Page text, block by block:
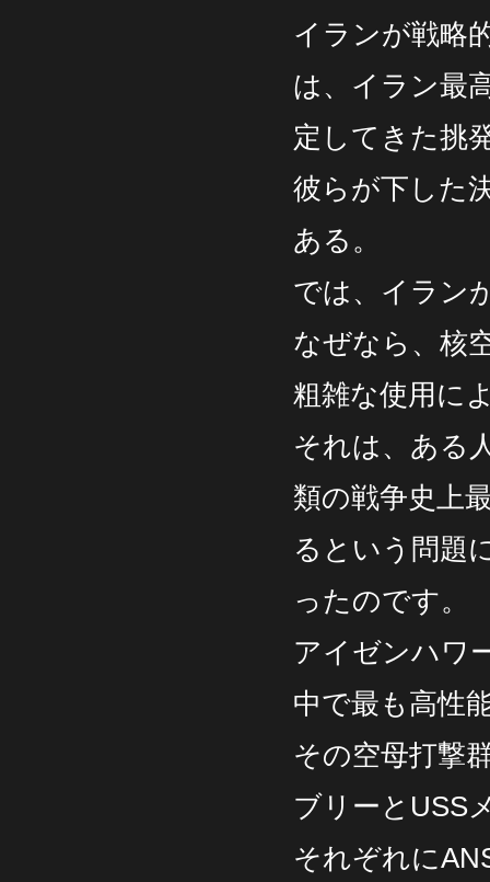
イランが戦略
は、イラン最
定してきた挑
彼らが下した
ある。
では、イラン
なぜなら、核
粗雑な使用に
それは、ある
類の戦争史上
るという問題
ったのです。
アイゼンハワ
中で最も高性
その空母打撃
ブリーとUSS
それぞれに